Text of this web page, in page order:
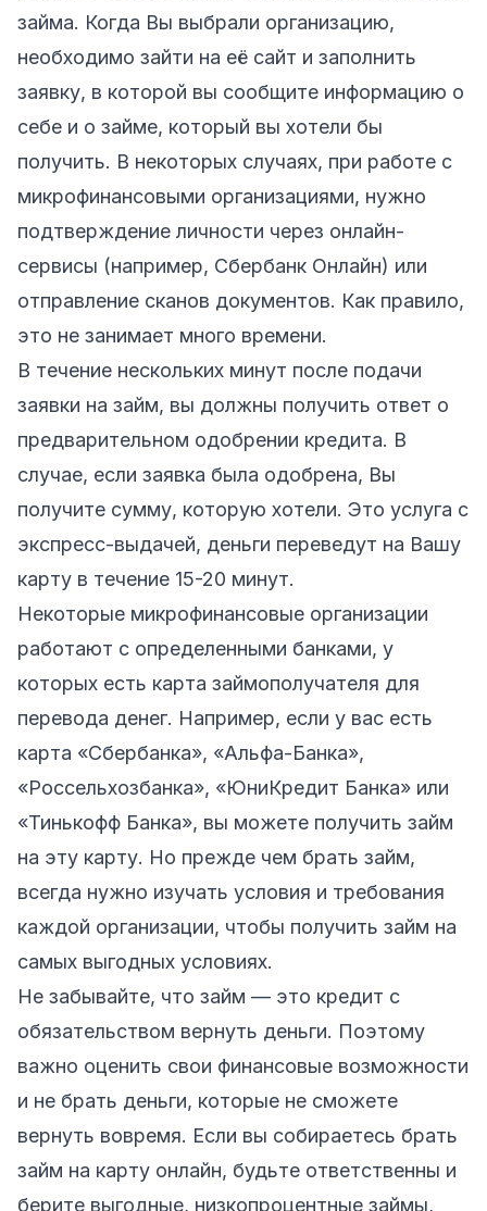
займа. Когда Вы выбрали организацию,
необходимо зайти на её сайт и заполнить
заявку, в которой вы сообщите информацию о
себе и о займе, который вы хотели бы
получить. В некоторых случаях, при работе с
микрофинансовыми организациями, нужно
подтверждение личности через онлайн-
сервисы (например, Сбербанк Онлайн) или
отправление сканов документов. Как правило,
это не занимает много времени.
В течение нескольких минут после подачи
заявки на займ, вы должны получить ответ о
предварительном одобрении кредита. В
случае, если заявка была одобрена, Вы
получите сумму, которую хотели. Это услуга с
экспресс-выдачей, деньги переведут на Вашу
карту в течение 15-20 минут.
Некоторые микрофинансовые организации
работают с определенными банками, у
которых есть карта займополучателя для
перевода денег. Например, если у вас есть
карта «Сбербанка», «Альфа-Банка»,
«Россельхозбанка», «ЮниКредит Банка» или
«Тинькофф Банка», вы можете получить займ
на эту карту. Но прежде чем брать займ,
всегда нужно изучать условия и требования
каждой организации, чтобы получить займ на
самых выгодных условиях.
Не забывайте, что займ — это кредит с
обязательством вернуть деньги. Поэтому
важно оценить свои финансовые возможности
и не брать деньги, которые не сможете
вернуть вовремя. Если вы собираетесь брать
займ на карту онлайн, будьте ответственны и
берите выгодные, низкопроцентные займы,